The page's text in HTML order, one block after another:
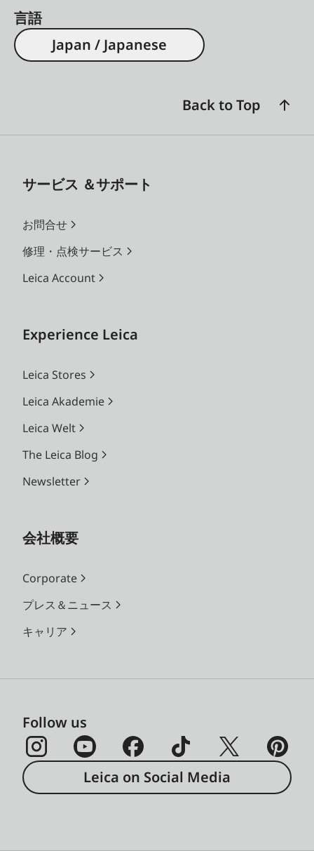
言語
Japan / Japanese
Back to Top
サービス ＆サポート
お問合せ
修理・点検サービス
Leica Account
Experience Leica
Leica Stores
Leica Akademie
Leica Welt
The Leica Blog
Newsletter
会社概要
Corporate
プレス＆ニュース
キャリア
Follow us
Leica on Social Media